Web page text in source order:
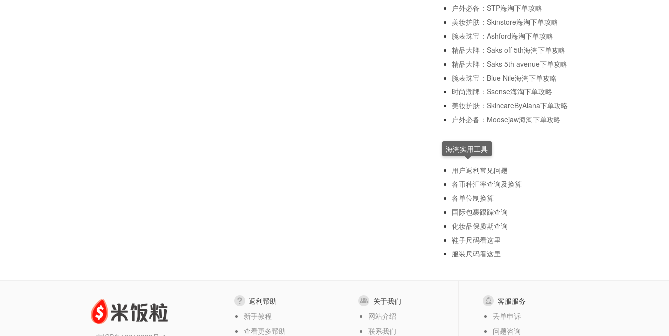
户外必备：STP海淘下单攻略
美妆护肤：Skinstore海淘下单攻略
腕表珠宝：Ashford海淘下单攻略
精品大牌：Saks off 5th海淘下单攻略
精品大牌：Saks 5th avenue下单攻略
腕表珠宝：Blue Nile海淘下单攻略
时尚潮牌：Ssense海淘下单攻略
美妆护肤：SkincareByAlana下单攻略
户外必备：Moosejaw海淘下单攻略
海淘实用工具
用户返利常见问题
各币种汇率查询及换算
各单位制换算
国际包裹跟踪查询
化妆品保质期查询
鞋子尺码看这里
服装尺码看这里
返利帮助
新手教程
查看更多帮助
关于我们
网站介绍
联系我们
客服服务
丢单申诉
问题咨询